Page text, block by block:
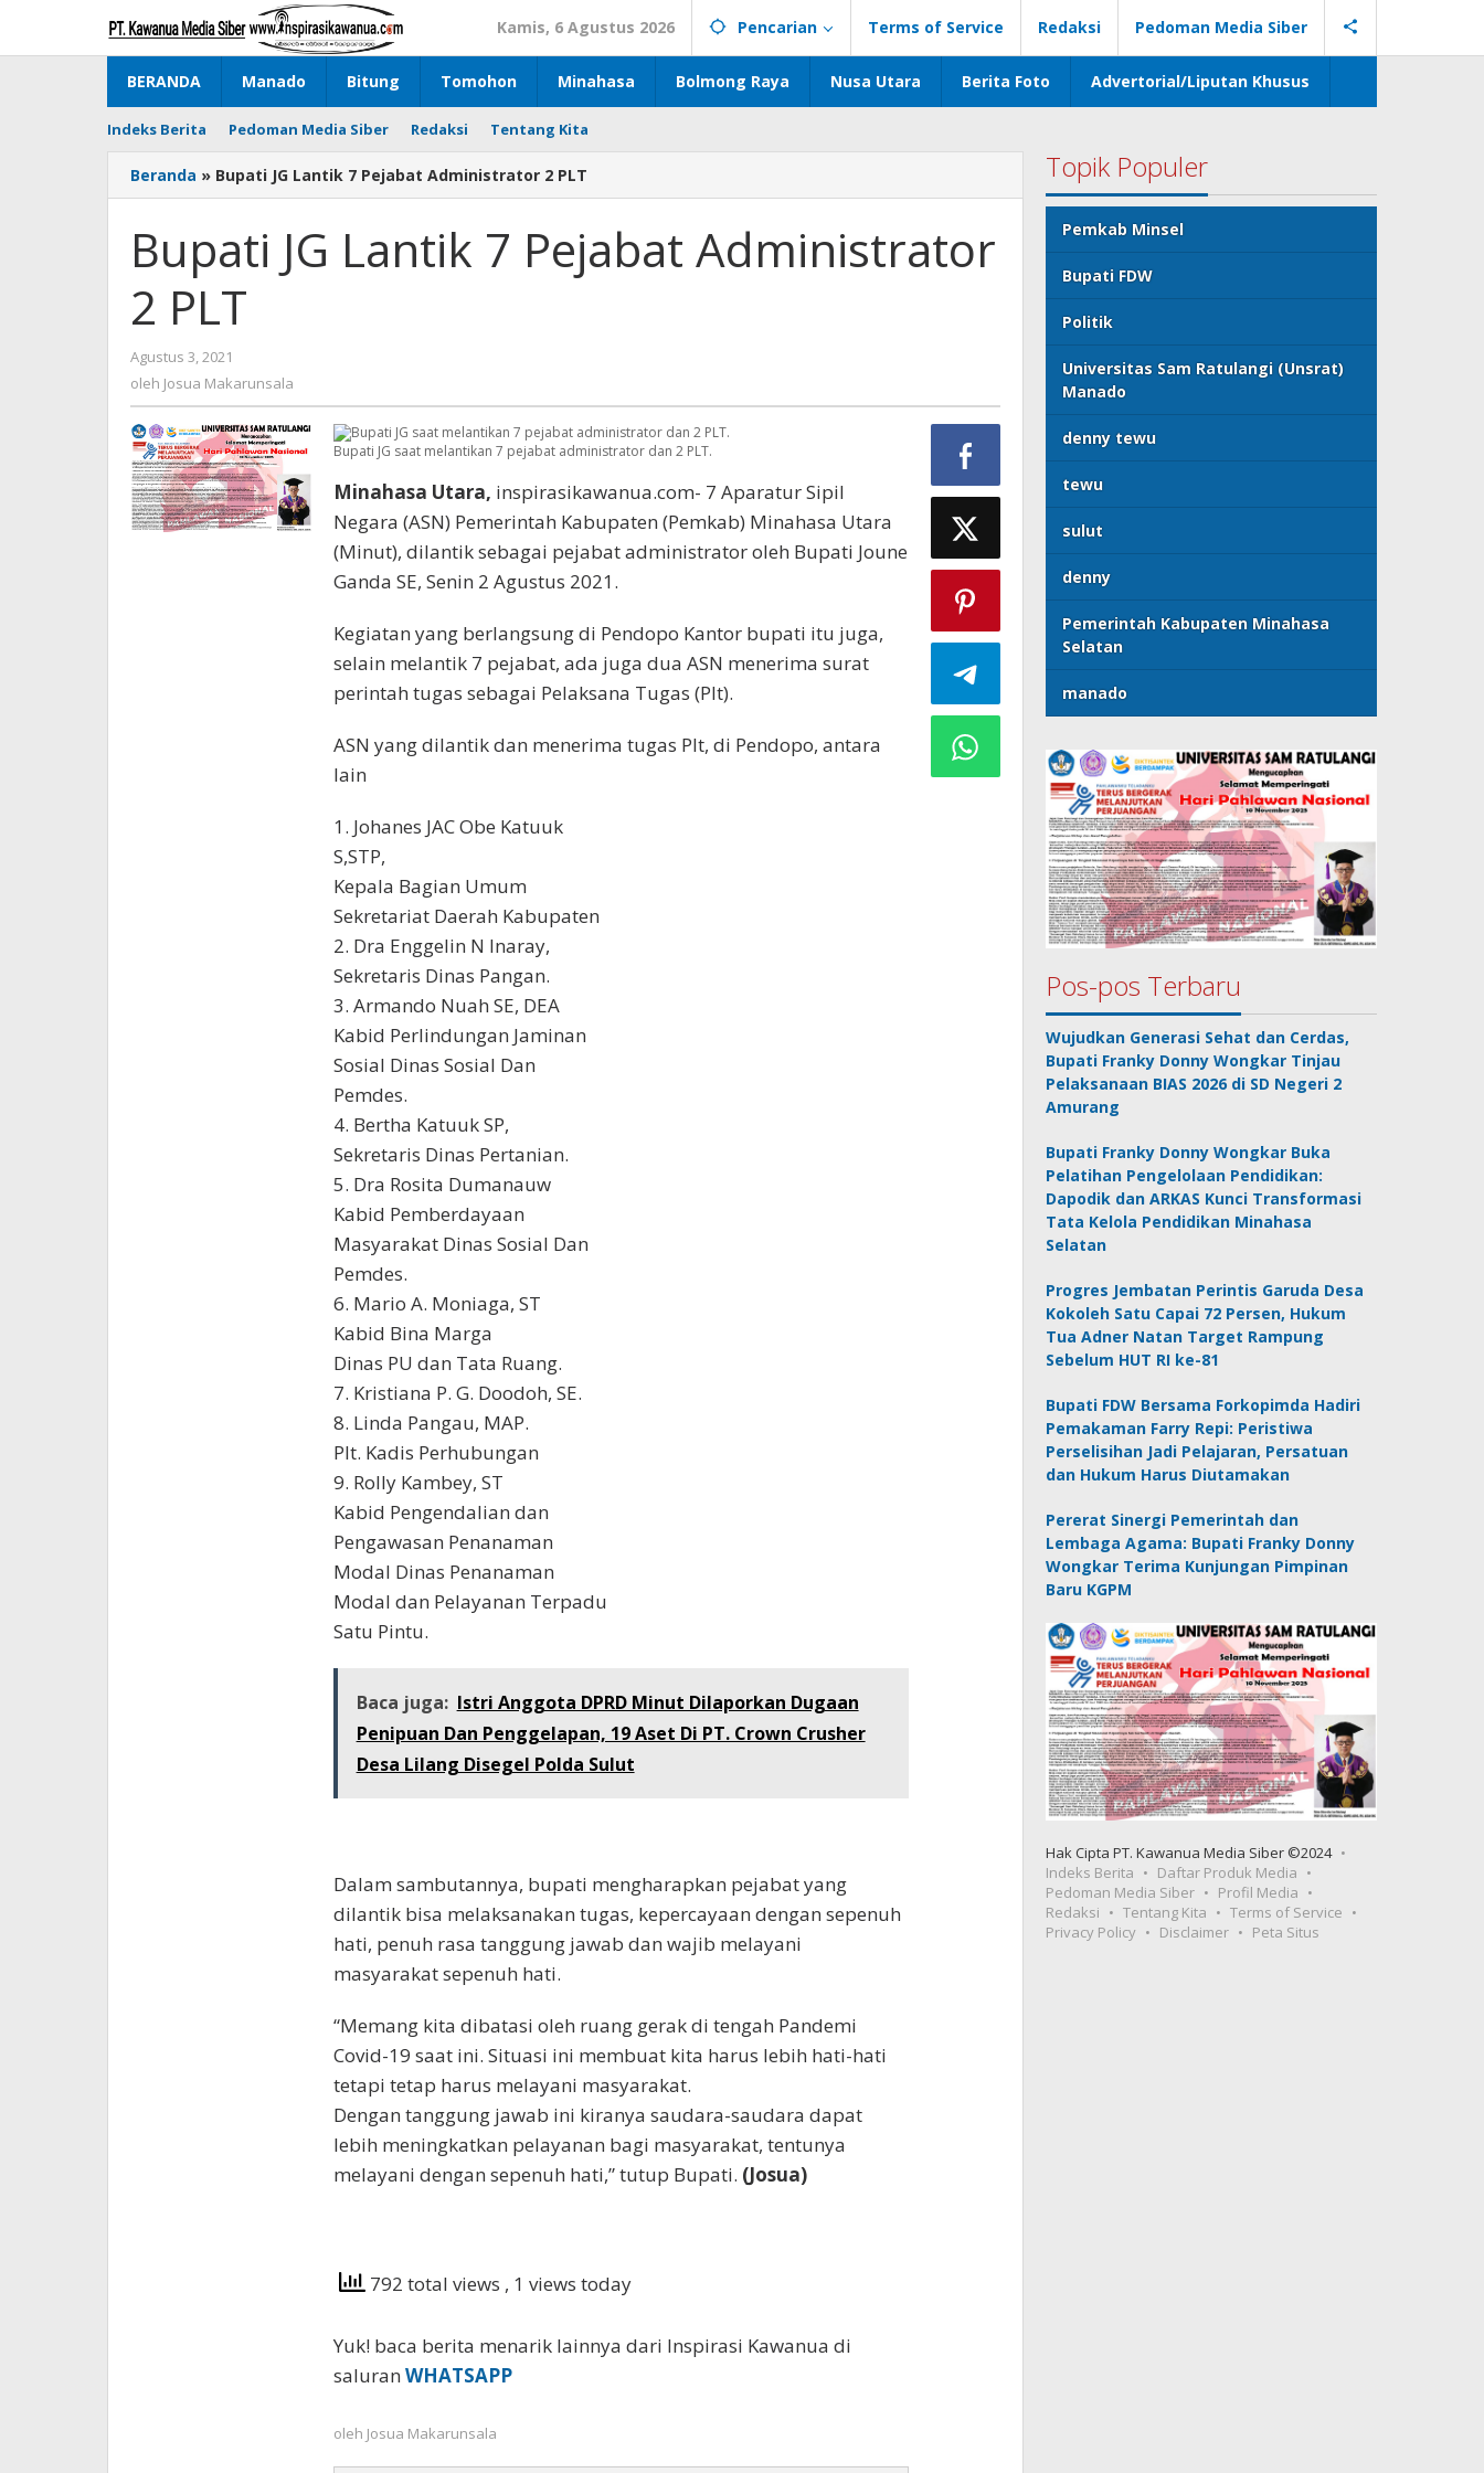
konten
Kamis, 6 Agustus 2026 Pencarian Terms of Service Redaksi Pedoman Media Siber
BERANDA Manado Bitung Tomohon Minahasa Bolmong Raya Nusa Utara Berita Foto Advertorial/Liputan Khusus
Indeks Berita Pedoman Media Siber Redaksi Tentang Kita
Beranda » Bupati JG Lantik 7 Pejabat Administrator 2 PLT
Bupati JG Lantik 7 Pejabat Administrator
2 PLT
Agustus 3, 2021
Josua
oleh Josua Makarunsala
Bupati JG saat melantikan 7 pejabat administrator dan 2 PLT.
Minahasa Utara, inspirasikawanua.com- 7 Aparatur Sipil
Negara (ASN) Pemerintah Kabupaten (Pemkab) Minahasa Utara
(Minut), dilantik sebagai pejabat administrator oleh Bupati Joune
Ganda SE, Senin 2 Agustus 2021.
Kegiatan yang berlangsung di Pendopo Kantor bupati itu juga,
selain melantik 7 pejabat, ada juga dua ASN menerima surat
perintah tugas sebagai Pelaksana Tugas (Plt).
ASN yang dilantik dan menerima tugas Plt, di Pendopo, antara
lain
1. Johanes JAC Obe Katuuk
S,STP,
Kepala Bagian Umum
Sekretariat Daerah Kabupaten
2. Dra Enggelin N Inaray,
Sekretaris Dinas Pangan.
3. Armando Nuah SE, DEA
Kabid Perlindungan Jaminan
Sosial Dinas Sosial Dan
Pemdes.
4. Bertha Katuuk SP,
Sekretaris Dinas Pertanian.
5. Dra Rosita Dumanauw
Kabid Pemberdayaan
Masyarakat Dinas Sosial Dan
Pemdes.
6. Mario A. Moniaga, ST
Kabid Bina Marga
Dinas PU dan Tata Ruang.
7. Kristiana P. G. Doodoh, SE.
8. Linda Pangau, MAP.
Plt. Kadis Perhubungan
9. Rolly Kambey, ST
Kabid Pengendalian dan
Pengawasan Penanaman
Modal Dinas Penanaman
Modal dan Pelayanan Terpadu
Satu Pintu.
Baca juga: Istri Anggota DPRD Minut Dilaporkan Dugaan
Penipuan Dan Penggelapan, 19 Aset Di PT. Crown Crusher
Desa Lilang Disegel Polda Sulut
Dalam sambutannya, bupati mengharapkan pejabat yang
dilantik bisa melaksanakan tugas, kepercayaan dengan sepenuh
hati, penuh rasa tanggung jawab dan wajib melayani
masyarakat sepenuh hati.
“Memang kita dibatasi oleh ruang gerak di tengah Pandemi
Covid-19 saat ini. Situasi ini membuat kita harus lebih hati-hati
tetapi tetap harus melayani masyarakat.
Dengan tanggung jawab ini kiranya saudara-saudara dapat
lebih meningkatkan pelayanan bagi masyarakat, tentunya
melayani dengan sepenuh hati,” tutup Bupati. (Josua)
792 total views , 1 views today
Yuk! baca berita menarik lainnya dari Inspirasi Kawanua di
saluran WHATSAPP
oleh Josua Makarunsala
Topik Populer
Pemkab Minsel
Bupati FDW
Politik
Universitas Sam Ratulangi (Unsrat)
Manado
denny tewu
tewu
sulut
denny
Pemerintah Kabupaten Minahasa
Selatan
manado
Pos-pos Terbaru
Wujudkan Generasi Sehat dan Cerdas,
Bupati Franky Donny Wongkar Tinjau
Pelaksanaan BIAS 2026 di SD Negeri 2
Amurang
Bupati Franky Donny Wongkar Buka
Pelatihan Pengelolaan Pendidikan:
Dapodik dan ARKAS Kunci Transformasi
Tata Kelola Pendidikan Minahasa
Selatan
Progres Jembatan Perintis Garuda Desa
Kokoleh Satu Capai 72 Persen, Hukum
Tua Adner Natan Target Rampung
Sebelum HUT RI ke-81
Bupati FDW Bersama Forkopimda Hadiri
Pemakaman Farry Repi: Peristiwa
Perselisihan Jadi Pelajaran, Persatuan
dan Hukum Harus Diutamakan
Pererat Sinergi Pemerintah dan
Lembaga Agama: Bupati Franky Donny
Wongkar Terima Kunjungan Pimpinan
Baru KGPM
Hak Cipta PT. Kawanua Media Siber ©2024
Indeks Berita
Daftar Produk Media
Pedoman Media Siber
Profil Media
Redaksi
Tentang Kita
Terms of Service
Privacy Policy
Disclaimer Peta Situs